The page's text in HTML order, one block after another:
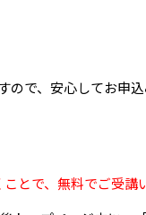
で、安心してお申込
とで、無料でご受講